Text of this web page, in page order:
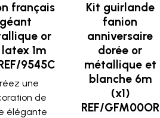
français
géant
or
1m
9545C
une
de
élégante
Kit guirlande
fanion
anniversaire
dorée or
métallique et
blanche 6m
(x1)
REF/GFM00OR